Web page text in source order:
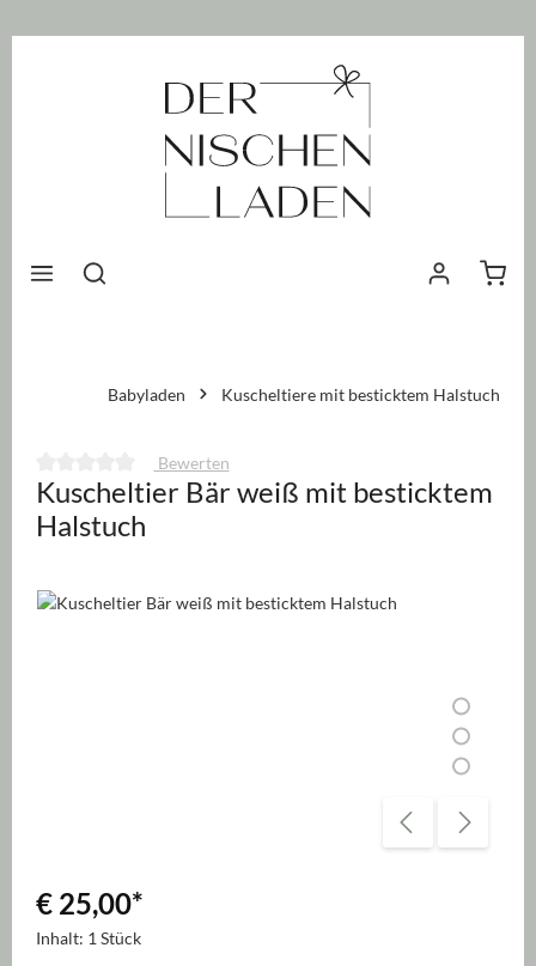
Babyladen Kuscheltiere mit besticktem Halstuch
Durchschnittliche Bewertung von 0 von 5 Sternen
Bewerten
Kuscheltier Bär weiß mit besticktem
Halstuch
Bildergalerie überspringen
€ 25,00*
Inhalt: 1 Stück